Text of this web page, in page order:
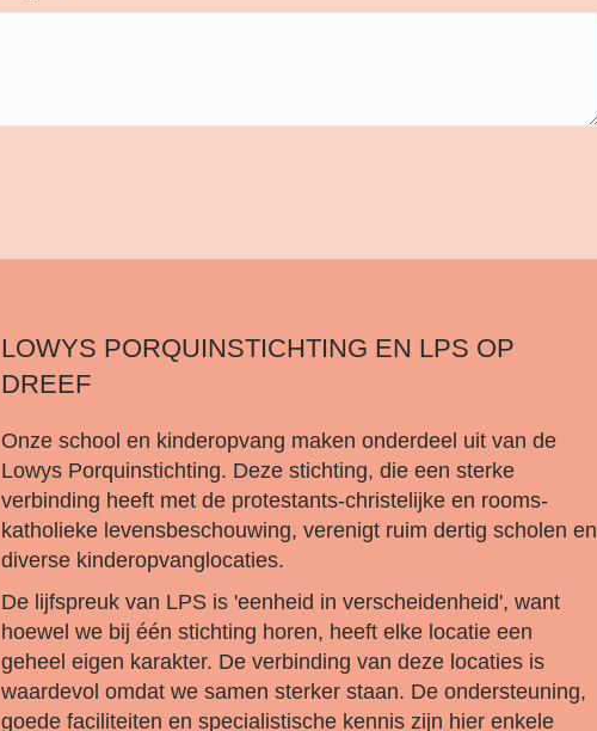
LOWYS PORQUINSTICHTING EN LPS OP
DREEF
Onze school en kinderopvang maken onderdeel uit van de
Lowys Porquinstichting. Deze stichting, die een sterke
verbinding heeft met de protestants-christelijke en rooms-
katholieke levensbeschouwing, verenigt ruim dertig scholen en
diverse kinderopvanglocaties.
De lijfspreuk van LPS is 'eenheid in verscheidenheid', want
hoewel we bij één stichting horen, heeft elke locatie een
geheel eigen karakter. De verbinding van deze locaties is
waardevol omdat we samen sterker staan. De ondersteuning,
goede faciliteiten en specialistische kennis zijn hier enkele